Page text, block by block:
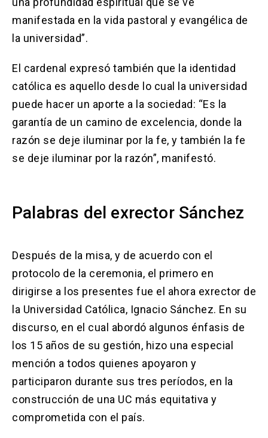
manifestada en la vida pastoral y evangélica de
la universidad”.
El cardenal expresó también que la identidad
católica es aquello desde lo cual la universidad
puede hacer un aporte a la sociedad: “Es la
garantía de un camino de excelencia, donde la
razón se deje iluminar por la fe, y también la fe
se deje iluminar por la razón”, manifestó.
Palabras del exrector Sánchez
Después de la misa, y de acuerdo con el
protocolo de la ceremonia, el primero en
dirigirse a los presentes fue el ahora exrector de
la Universidad Católica, Ignacio Sánchez. En su
discurso, en el cual abordó algunos énfasis de
los 15 años de su gestión, hizo una especial
mención a todos quienes apoyaron y
participaron durante sus tres períodos, en la
construcción de una UC más equitativa y
comprometida con el país.